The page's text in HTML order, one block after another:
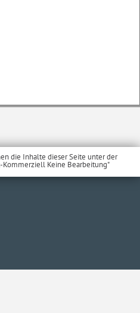
die Inhalte dieser Seite unter der